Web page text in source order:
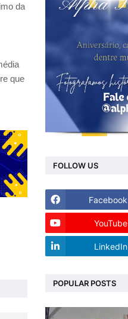
da
que
FOLLOW US
Facebook
YouTube
LinkedIn
POPULAR POSTS